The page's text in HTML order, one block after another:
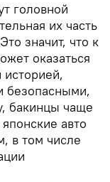
головной
их часть
значит, что к
оказаться
безопасными,
бакинцы чаще
авто
в том числе